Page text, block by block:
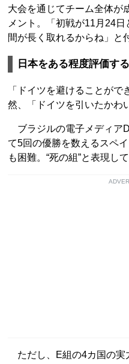
大会を通じてチーム全体が
メント。「初戦が11月24
間が長く取れるからね」と
日本をある程度評価す
「ドイツを避けることが
然、「ドイツを引いたかわ
ブラジルの電子メディア
て5回の優勝を数えるスペ
も困難。“死の組”と表現し
ただし、E組の4カ国の実